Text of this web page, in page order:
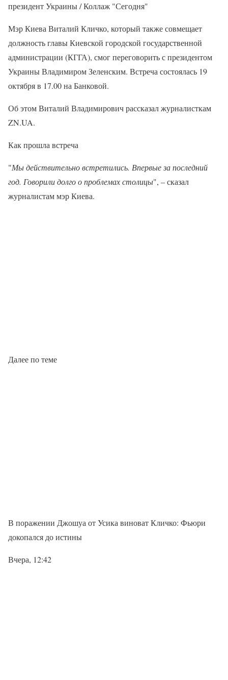
президент Украины / Коллаж "Сегодня"
Мэр Киева Виталий Кличко, который также совмещает
должность главы Киевской городской государственной
администрации (КГГА), смог переговорить с президентом
Украины Владимиром Зеленским. Встреча состоялась 19
октября в 17.00 на Банковой.
Об этом Виталий Владимирович рассказал журналисткам
ZN.UA.
Как прошла встреча
"Мы действительно встретились. Впервые за последний
год. Говорили долго о проблемах столицы", – сказал
журналистам мэр Киева.
Далее по теме
В поражении Джошуа от Усика виноват Кличко: Фьюри
докопался до истины
Вчера, 12:42